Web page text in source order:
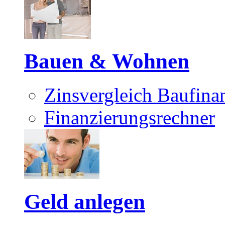
Bauen & Wohnen
Zinsvergleich
Finanzierungsrechner
Geld anlegen